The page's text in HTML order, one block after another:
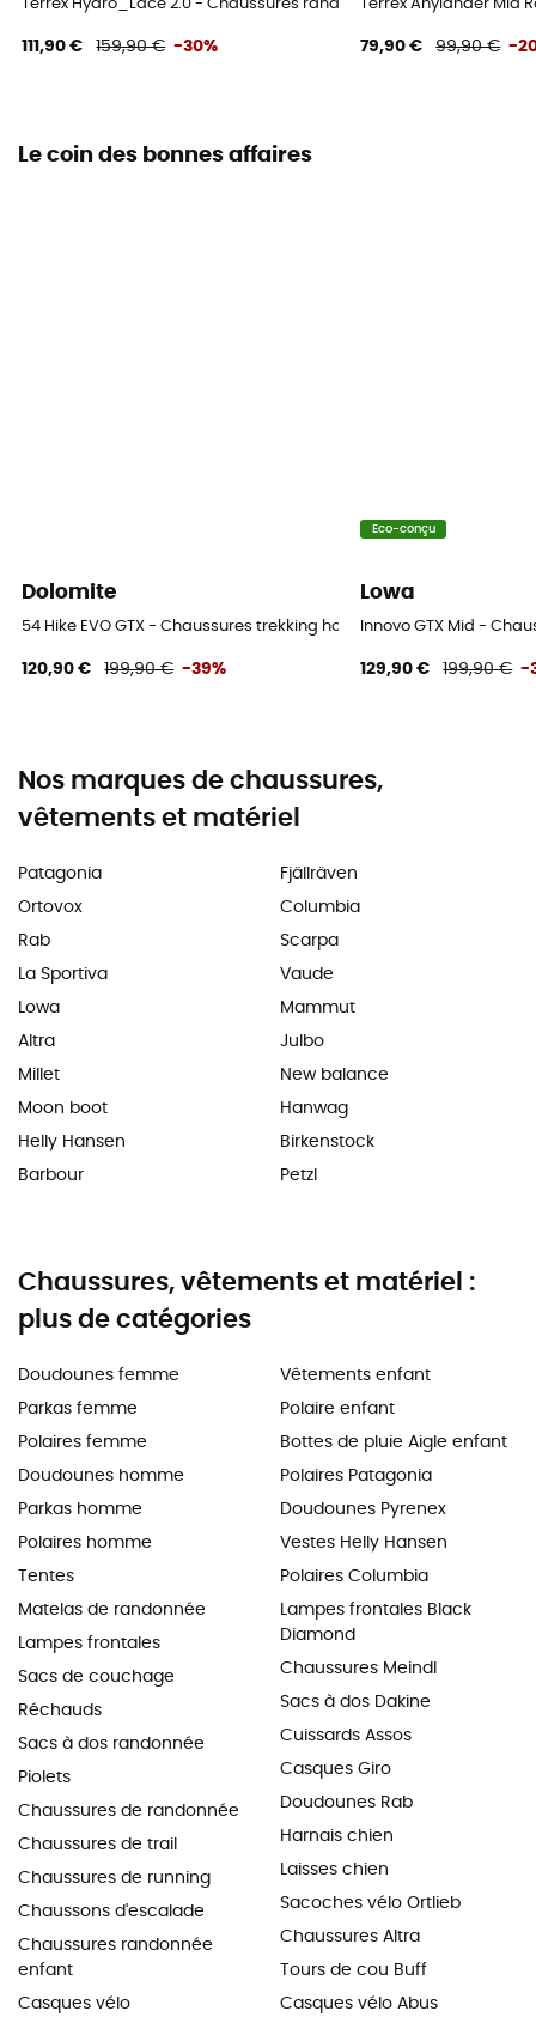
Terrex Hydro_Lace 2.0 - Chaussures randonnée homme
111,90 € 159,90 € -30%
Terrex Anylander Mid
79,90 € 99,90 € -
Le coin des bonnes affaires
Dolomite
54 Hike EVO GTX - Chaussures trekking homme
120,90 € 199,90 € -39%
Eco-conçu
Lowa
Innovo GTX Mid -
129,90 € 199,90 € -
Nos marques de chaussures,
vêtements et matériel
Patagonia
Ortovox
Rab
La Sportiva
Lowa
Altra
Millet
Moon boot
Helly Hansen
Barbour
Fjällräven
Columbia
Scarpa
Vaude
Mammut
Julbo
New balance
Hanwag
Birkenstock
Petzl
Chaussures, vêtements et matériel :
plus de catégories
Doudounes femme
Parkas femme
Polaires femme
Doudounes homme
Parkas homme
Polaires homme
Tentes
Matelas de randonnée
Lampes frontales
Sacs de couchage
Réchauds
Sacs à dos randonnée
Piolets
Chaussures de randonnée
Chaussures de trail
Chaussures de running
Chaussons d'escalade
Chaussures randonnée
enfant
Casques vélo
Vêtements enfant
Polaire enfant
Bottes de pluie Aigle enfant
Polaires Patagonia
Doudounes Pyrenex
Vestes Helly Hansen
Polaires Columbia
Lampes frontales Black
Diamond
Chaussures Meindl
Sacs à dos Dakine
Cuissards Assos
Casques Giro
Doudounes Rab
Harnais chien
Laisses chien
Sacoches vélo Ortlieb
Chaussures Altra
Tours de cou Buff
Casques vélo Abus